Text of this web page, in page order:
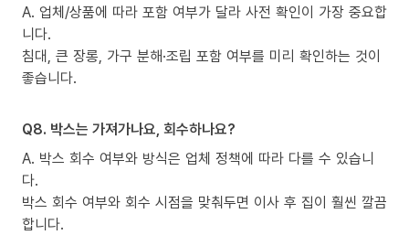
A. 업체/상품에 따라 포함 여부가 달라 사전 확인이 가장 중요합
니다.
침대, 큰 장롱, 가구 분해·조립 포함 여부를 미리 확인하는 것이
좋습니다.
Q8. 박스는 가져가나요, 회수하나요?
A. 박스 회수 여부와 방식은 업체 정책에 따라 다를 수 있습니
다.
박스 회수 여부와 회수 시점을 맞춰두면 이사 후 집이 훨씬 깔끔
합니다.